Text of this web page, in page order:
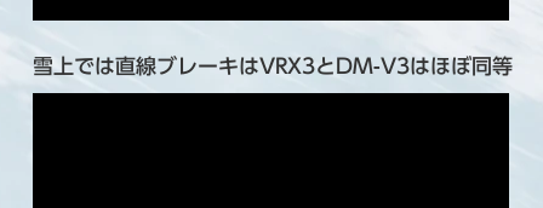
雪上では直線ブレーキはVRX3とDM-V3はほぼ同等